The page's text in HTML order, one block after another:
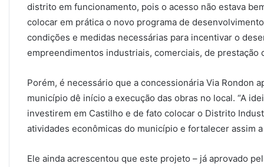
distrito em funcionamento, pois o acesso não estava
colocar em prática o novo programa de
condições e medidas necessárias para incentivar o
empreendimentos industriais, comerciais, de prestação
Porém, é necessário que a concessionária Via Rondon
município dê início a execução das obras no local. “A
investirem em Castilho e de fato colocar o Distrito
atividades econômicas do município e fortalecer assim
Ele ainda acrescentou que este projeto – já aprovado